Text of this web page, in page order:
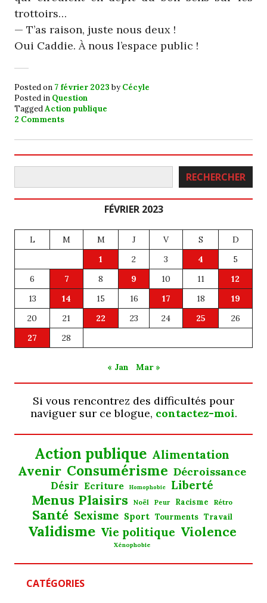
trottoirs…
— T’as raison, juste nous deux !
Oui Caddie. À nous l’espace public !
Posted on 7 février 2023 byCécyle
Posted in Question
TaggedAction publique
2 Comments
Rechercher RECHERCHER
FÉVRIER 2023
L M M J V S
D
1
2 3 4
5
6
7 8 9 10 11
12
13
14 15 16 17 18
19
20
21 22 23 24 25
26
27
28
« Jan Mar »
Si vous rencontrez des difficultés pour
naviguer sur ce blogue, contactez-moi.
Action publique Alimentation
Avenir Consumérisme Décroissance
Désir Ecriture Homophobie Liberté
Menus Plaisirs Noël Peur Racisme Rétro
Santé Sexisme Sport Tourments Travail
Validisme Vie politique Violence
Xénophobie
CATÉGORIES